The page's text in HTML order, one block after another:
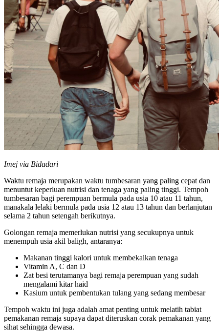
Imej via Bidadari
Waktu remaja merupakan waktu tumbesaran yang paling cepat dan
menuntut keperluan nutrisi dan tenaga yang paling tinggi. Tempoh
tumbesaran bagi perempuan bermula pada usia 10 atau 11 tahun,
manakala lelaki bermula pada usia 12 atau 13 tahun dan berlanjutan
selama 2 tahun setengah berikutnya.
Golongan remaja memerlukan nutrisi yang secukupnya untuk
menempuh usia akil baligh, antaranya:
Makanan tinggi kalori untuk membekalkan tenaga
Vitamin A, C dan D
Zat besi terutamanya bagi remaja perempuan yang sudah
mengalami kitar haid
Kasium untuk pembentukan tulang yang sedang membesar
Tempoh waktu ini juga adalah amat penting untuk melatih tabiat
pemakanan remaja supaya dapat diteruskan corak pemakanan yang
sihat sehingga dewasa.